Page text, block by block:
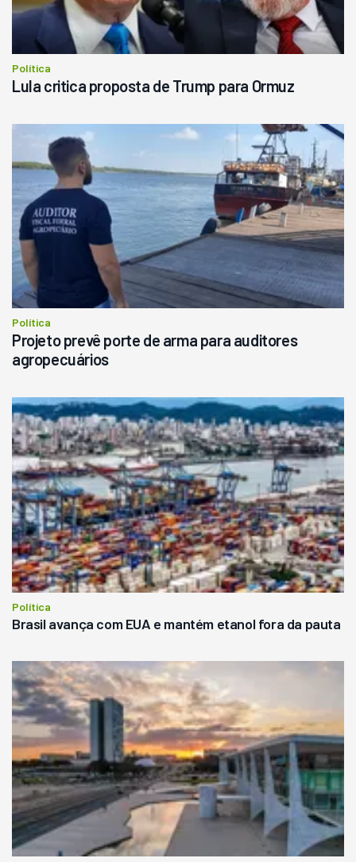
Política
Lula critica proposta de Trump para Ormuz
Política
Projeto prevê porte de arma para auditores
agropecuários
Política
Brasil avança com EUA e mantém etanol fora da pauta